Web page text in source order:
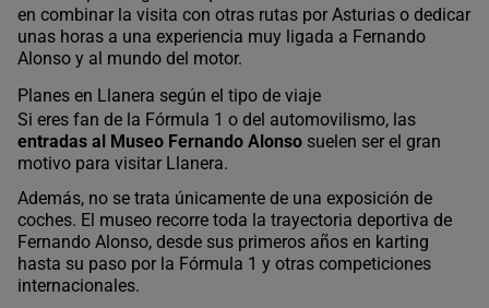
en combinar la visita con otras rutas por Asturias o dedicar
unas horas a una experiencia muy ligada a Fernando
Alonso y al mundo del motor.
Planes en Llanera según el tipo de viaje
Si eres fan de la Fórmula 1 o del automovilismo, las
entradas al Museo Fernando Alonso suelen ser el gran
motivo para visitar Llanera.
Además, no se trata únicamente de una exposición de
coches. El museo recorre toda la trayectoria deportiva de
Fernando Alonso, desde sus primeros años en karting
hasta su paso por la Fórmula 1 y otras competiciones
internacionales.